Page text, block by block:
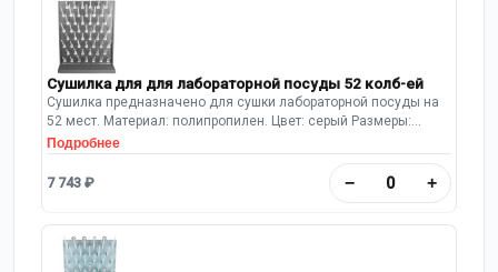
Сушилка для для лабораторной посуды 52 колб-ей
Сушилка предназначено для сушки лабораторной посуды на
52 мест. Материал: полипропилен. Цвет: серый Размеры:
550х120х700 мм Имеется полипропиленовый поддон.
Предусмотрен шланг для слива воды.
Подробнее
7 743 ₽ − +